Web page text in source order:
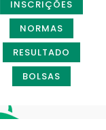
INSCRIÇÕES
NORMAS
RESULTADO
BOLSAS